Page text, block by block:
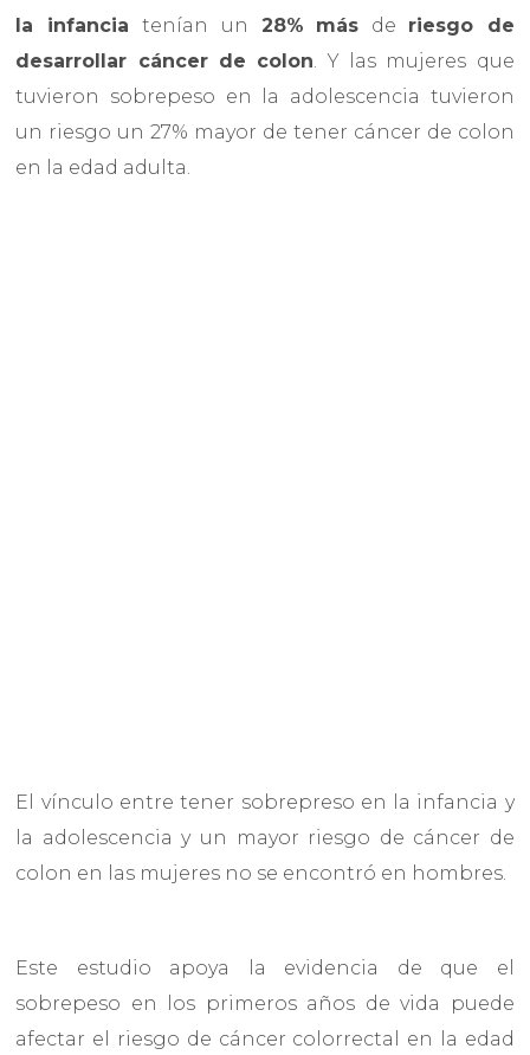
la infanciatenían un 28% más de riesgo de
desarrollar cáncer de colon. Y las mujeres que
tuvieron sobrepeso en la adolescencia tuvieron
un riesgo un 27% mayor de tener cáncer de colon
en la edad adulta.
El vínculo entre tener sobrepreso en la infancia y
la adolescencia y un mayor riesgo de cáncer de
colon en las mujeres no se encontró en hombres.
Este estudio apoya la evidencia de que el
sobrepeso en los primeros años de vida puede
afectar el riesgo de cáncer colorrectal en la edad